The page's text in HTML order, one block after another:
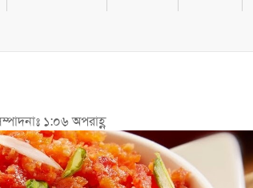
১:০৬ অপরাহ্ণ